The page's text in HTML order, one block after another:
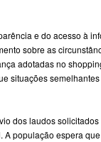
e do acesso à
sobre as
adotadas no
situações
dos laudos
população espera